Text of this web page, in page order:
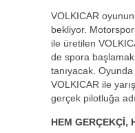
VOLKICAR
bekliyor.
ile üretilen
de spora
tanıyacak. Oyunda
VOLKICAR ile
gerçek pilotluğa
HEM GERÇEKÇİ,